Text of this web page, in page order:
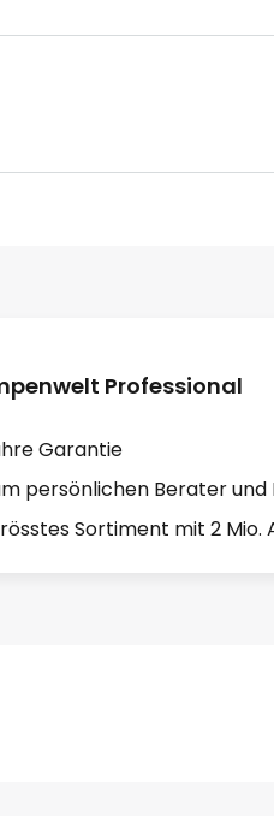
Professional
Garantie
persönlichen Berater
Sortiment mit 2 Mio.